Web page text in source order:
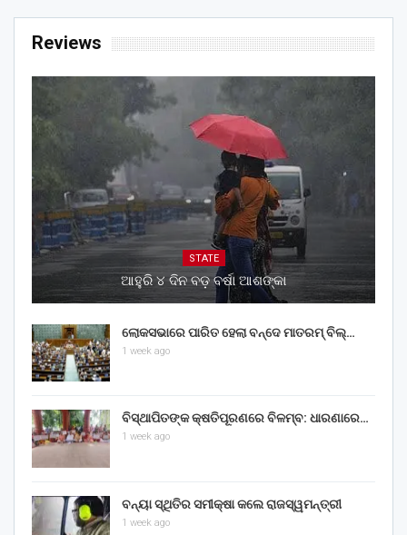
Reviews
STATE
ଆହୁରି ୪ ଦିନ ବଡ଼ ବର୍ଷା ଆଶଙ୍କା
ଲୋକସଭାରେ ପାରିତ ହେଲା ବନ୍ଦେ ମାତରମ୍‌ ବିଲ୍‌…
1 week ago
ବିସ୍ଥାପିତଙ୍କ କ୍ଷତିପୂରଣରେ ବିଳମ୍ବ: ଧାରଣାରେ…
1 week ago
ବନ୍ୟା ସ୍ଥିତିର ସମୀକ୍ଷା କଲେ ରାଜସ୍ୱମନ୍ତ୍ରୀ
1 week ago